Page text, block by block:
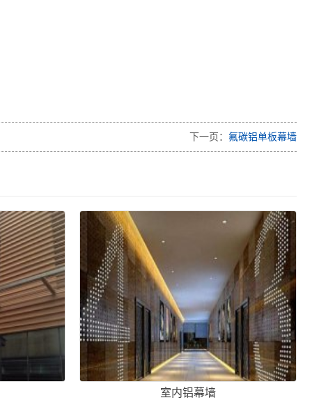
下一页： 氟碳铝单板幕墙
室内铝幕墙